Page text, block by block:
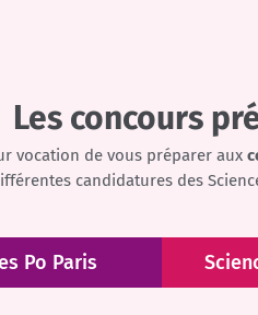
Les concours
vocation de vous préparer aux
candidatures des
Po Paris